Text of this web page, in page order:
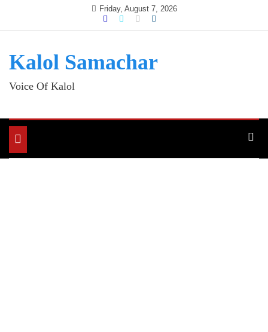
Friday, August 7, 2026
Kalol Samachar
Voice Of Kalol
Toggle
navigation